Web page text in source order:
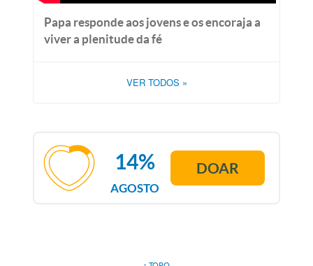
Papa responde aos jovens e os encoraja a
viver a plenitude da fé
VER TODOS »
AGOSTO
14% DOAR